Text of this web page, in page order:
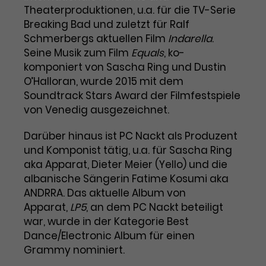
Benutzer*in wiedererkannt werden,
und es wird Zugang zu
geschützten Bereichen gewährt.
Name cookie_optin
Anbieter TYPO3
Laufzeit 1 Monat
Zweck
Enthält die gewählten Tracking-
Optin-Einstellungen.
Laufzeit 2 Jahre
Zweck
Dieses Cookie wird von Google
Analytics installiert. Das Cookie
wird verwendet, um
Besucher*innen-, Sitzungs- und
Kampagnendaten zu berechnen
und die Nutzung der Website für
verfolgen. Die Cookies speichern
Informationen anonym und weisen
eine zufallsgenerierte Nummer zu,
um Besuche zu erkennen.
Name _gid
Marketing
Diese Gruppe beinhaltet alle Scripte, die es uns
ermöglichen die Leistung unserer
Werbekampagnen zu analysieren und
Conversions zu messen. Außerdem helfen sie
uns dabei Werbeanzeigen und Inhalte besser auf
die Interessen unserer Nutzer abzustimmen.
Name
_gcl_au
Laufzeit 3 Monate
Zweck
Wird von Google verwendet, um
die Effizienz von Werbeanzeigen zu
messen und Conversions zu
speichern. Dieses Cookie hilft dabei
nachzuvollziehen, ob Nutzer über
Google-Anzeigen auf unsere
Website gelangt sind.
Cookie-Informationen
Theaterproduktionen, u.a. für die TV-Serie
Breaking Bad und zuletzt für Ralf
Schmerbergs aktuellen Film Indarella.
Seine Musik zum Film Equals, ko-
komponiert von Sascha Ring und Dustin
O’Halloran, wurde 2015 mit dem
Soundtrack Stars Award der Filmfestspiele
von Venedig ausgezeichnet.
Darüber hinaus ist PC Nackt als Produzent
und Komponist tätig, u.a. für Sascha Ring
aka Apparat, Dieter Meier (Yello) und die
albanische Sängerin Fatime Kosumi aka
ANDRRA. Das aktuelle Album von
Apparat, LP5, an dem PC Nackt beteiligt
war, wurde in der Kategorie Best
Dance/Electronic Album für einen
Grammy nominiert.